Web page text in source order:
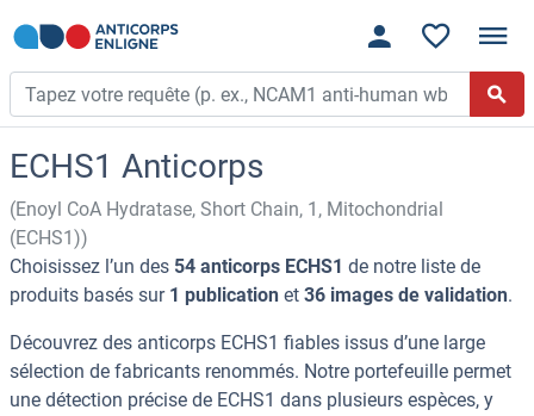
ECHS1 Anticorps
(Enoyl CoA Hydratase, Short Chain, 1, Mitochondrial
(ECHS1))
Choisissez l’un des 54 anticorps ECHS1 de notre liste de
produits basés sur 1 publication et 36 images de validation.
Découvrez des anticorps ECHS1 fiables issus d’une large
sélection de fabricants renommés. Notre portefeuille permet
une détection précise de ECHS1 dans plusieurs espèces, y